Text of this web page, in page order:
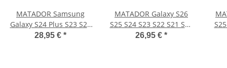
MATADOR Samsung
Galaxy S24 Plus S23 S22
S21 Leder-Tasche Braun
28,95 € *
MATADOR Galaxy S26
S25 S24 S23 S22 S21 S10
Lederhülle Quer Braun
26,95 € *